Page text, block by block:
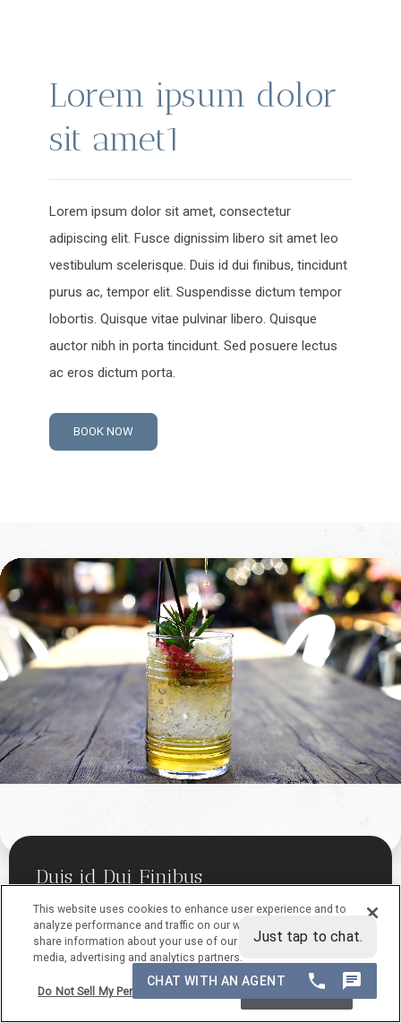
Lorem ipsum dolor
sit amet1
Lorem ipsum dolor sit amet, consectetur
adipiscing elit. Fusce dignissim libero sit amet leo
vestibulum scelerisque. Duis id dui finibus, tincidunt
purus ac, tempor elit. Suspendisse dictum tempor
lobortis. Quisque vitae pulvinar libero. Quisque
auctor nibh in porta tincidunt. Sed posuere lectus
ac eros dictum porta.
BOOK NOW
Duis id Dui Finibus
Lorem ipsum dolor
sit amet
This website uses cookies to enhance user experience and to
analyze performance and traffic on our website. We also
share information about your use of our site with our social
media, advertising and analytics partners.
Do Not Sell My Personal Information Accept Cookies